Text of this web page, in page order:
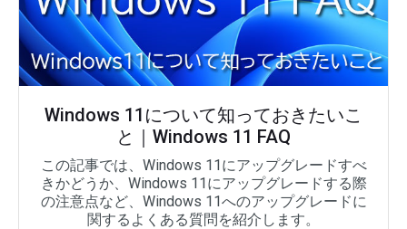
Windows 11について知っておきたいこ
と｜Windows 11 FAQ
この記事では、Windows 11にアップグレードすべ
きかどうか、Windows 11にアップグレードする際
の注意点など、Windows 11へのアップグレードに
関するよくある質問を紹介します。